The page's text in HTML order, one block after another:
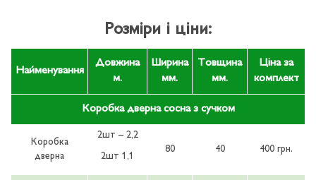
Розміри і ціни:
Найменування
Довжина
м.
Ширина
мм.
Товщина
мм.
Ціна за
комплект
Коробка дверна сосна з сучком
Коробка
дверна
2шт – 2,2
2шт 1,1
80 40 400 грн.